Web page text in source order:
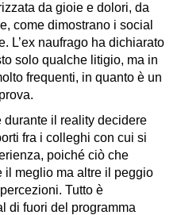
da gioie e dolori, da
come dimostrano i social
L’ex naufrago ha dichiarato
solo qualche litigio, ma in
frequenti, in quanto è un
il reality decidere
fra i colleghi con cui si
poiché ciò che
il meglio ma altre il peggio
Tutto è
di fuori del programma